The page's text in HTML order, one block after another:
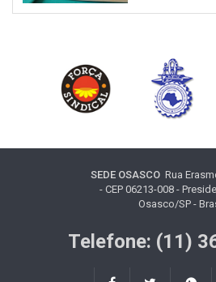
SEDE OSASCORua
- CEP 06213-008 -
Osasco/SP -
Telefone: (11)